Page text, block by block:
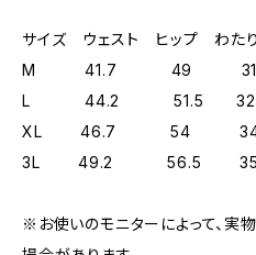
サイズ ウェスト ヒップ わ
M 41.7 49
L 44.2 51.5
XL 46.7 54
3L 49.2 56.5
※お使いのモニターによって、実